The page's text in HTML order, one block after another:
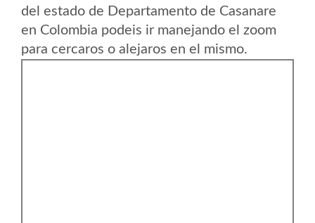
del estado de Departamento de Casanare
en Colombia podeis ir manejando el zoom
para cercaros o alejaros en el mismo.